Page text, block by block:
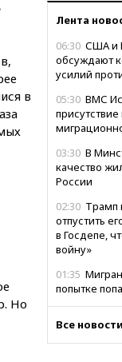
Лента
06:30 США и
обсуждают
усилий
05:30 ВМС
03:30 В
качество
России
02:30 Трамп
отпустить
в Госдепе,
войну»
01:35
попытке
00:30 FT: ЕС
блок
Все
в
Но